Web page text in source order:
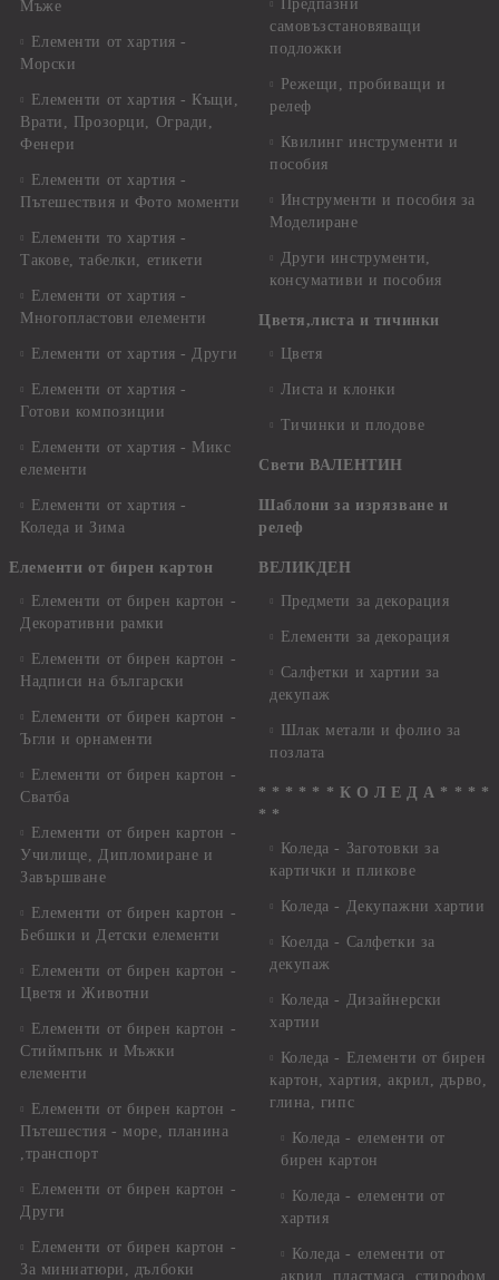
Мъже
Елементи от хартия -
Морски
Елементи от хартия - Къщи,
Врати, Прозорци, Огради,
Фенери
Елементи от хартия -
Пътешествия и Фото моменти
Елементи то хартия -
Такове, табелки, етикети
Елементи от хартия -
Многопластови елементи
Елементи от хартия - Други
Елементи от хартия -
Готови композиции
Елементи от хартия - Микс
елементи
Елементи от хартия -
Коледа и Зима
Елементи от бирен картон
Елементи от бирен картон -
Декоративни рамки
Елементи от бирен картон -
Надписи на български
Елементи от бирен картон -
Ъгли и орнаменти
Елементи от бирен картон -
Сватба
Елементи от бирен картон -
Училище, Дипломиране и
Завършване
Елементи от бирен картон -
Бебшки и Детски елементи
Елементи от бирен картон -
Цветя и Животни
Елементи от бирен картон -
Стиймпънк и Мъжки
елементи
Елементи от бирен картон -
Пътешестия - море, планина
,транспорт
Елементи от бирен картон -
Други
Елементи от бирен картон -
За миниатюри, дълбоки
Предпазни
самовъзстановяващи
подложки
Режещи, пробиващи и
релеф
Квилинг инструменти и
пособия
Инструменти и пособия за
Моделиране
Други инструменти,
консумативи и пособия
Цветя,листа и тичинки
Цветя
Листа и клонки
Тичинки и плодове
Свети ВАЛЕНТИН
Шаблони за изрязване и
релеф
ВЕЛИКДЕН
Предмети за декорация
Елементи за декорация
Салфетки и хартии за
декупаж
Шлак метали и фолио за
позлата
* * * * * * К О Л Е Д А * * * *
* *
Коледа - Заготовки за
картички и пликове
Коледа - Декупажни хартии
Коелда - Салфетки за
декупаж
Коледа - Дизайнерски
хартии
Коледа - Eлементи от бирен
картон, хартия, акрил, дърво,
глина, гипс
Коледа - елементи от
бирен картон
Коледа - елементи от
хартия
Коледа - елементи от
акрил, пластмаса, стирофом